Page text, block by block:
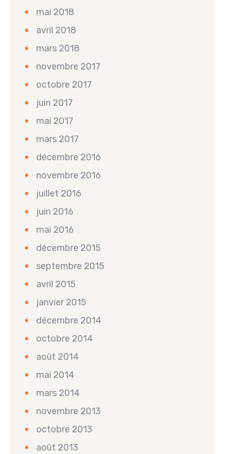
mai 2018
avril 2018
mars 2018
novembre 2017
octobre 2017
juin 2017
mai 2017
mars 2017
décembre 2016
novembre 2016
juillet 2016
juin 2016
mai 2016
décembre 2015
septembre 2015
avril 2015
janvier 2015
décembre 2014
octobre 2014
août 2014
mai 2014
mars 2014
novembre 2013
octobre 2013
août 2013